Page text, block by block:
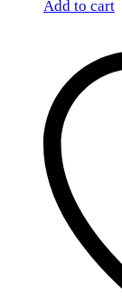
Add to cart